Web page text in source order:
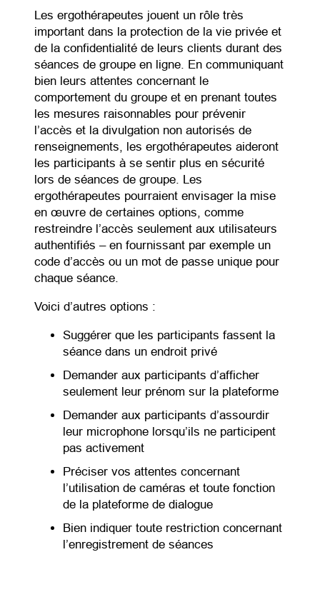
Les ergothérapeutes jouent un rôle très
important dans la protection de la vie privée et
de la confidentialité de leurs clients durant des
séances de groupe en ligne. En communiquant
bien leurs attentes concernant le
comportement du groupe et en prenant toutes
les mesures raisonnables pour prévenir
l’accès et la divulgation non autorisés de
renseignements, les ergothérapeutes aideront
les participants à se sentir plus en sécurité
lors de séances de groupe. Les
ergothérapeutes pourraient envisager la mise
en œuvre de certaines options, comme
restreindre l’accès seulement aux utilisateurs
authentifiés – en fournissant par exemple un
code d’accès ou un mot de passe unique pour
chaque séance.
Voici d’autres options :
Suggérer que les participants fassent la
séance dans un endroit privé
Demander aux participants d’afficher
seulement leur prénom sur la plateforme
Demander aux participants d’assourdir
leur microphone lorsqu’ils ne participent
pas activement
Préciser vos attentes concernant
l’utilisation de caméras et toute fonction
de la plateforme de dialogue
Bien indiquer toute restriction concernant
l’enregistrement de séances